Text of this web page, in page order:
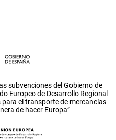
subvenciones del Gobierno de
Europeo de Desarrollo Regional
el transporte de mercancías
de hacer Europa”